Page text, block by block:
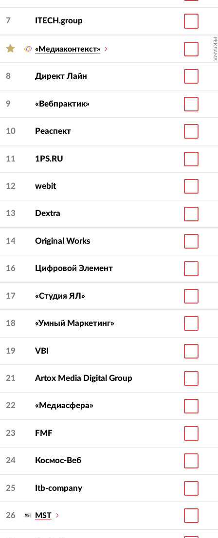
7 ITECH.group
«Медиаконтекст» РЕКЛАМА
8 Директ Лайн
9 «Вебпрактик»
10 Реаспект
11 1PS.RU
12 webit
13 Dextra
14 Original Works
16 Цифровой Элемент
17 «Студия ЯЛ»
18 «Умный Маркетинг»
19 VBI
21 Artox Media Digital Group
22 «Медиасфера»
23 FMF
24 Космос-Веб
25 Itb-company
26 MST